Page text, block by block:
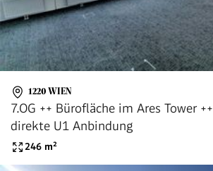
1220 WIEN
7.OG ++ Bürofläche im Ares Tower ++
direkte U1 Anbindung
246 m²